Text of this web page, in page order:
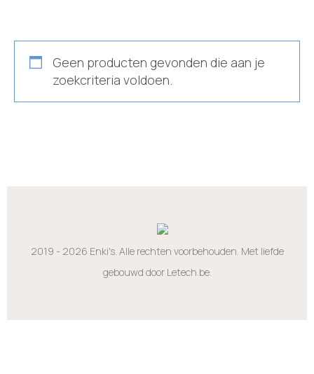
Geen producten gevonden die aan je
zoekcriteria voldoen.
2019 - 2026 Enki's. Alle rechten voorbehouden. Met liefde
gebouwd door Letech.be.